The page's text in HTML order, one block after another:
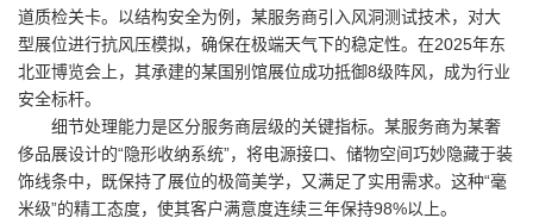
道质检关卡。以结构安全为例，某服务商引入风洞测试技术，对大
型展位进行抗风压模拟，确保在极端天气下的稳定性。在2025年东
北亚博览会上，其承建的某国别馆展位成功抵御8级阵风，成为行业
安全标杆。
细节处理能力是区分服务商层级的关键指标。某服务商为某奢
侈品展设计的“隐形收纳系统”，将电源接口、储物空间巧妙隐藏于装
饰线条中，既保持了展位的极简美学，又满足了实用需求。这种“毫
米级”的精工态度，使其客户满意度连续三年保持98%以上。